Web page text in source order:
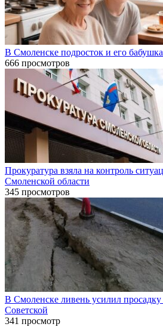
В Смоленске подросток и его
666 просмотров
Прокуратура взяла на контроль
Смоленской области
345 просмотров
В Смоленске ливень усилил
Советской
341 просмотр